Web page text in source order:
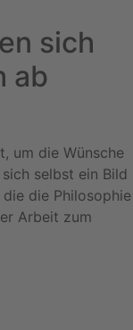
sich
ab
um die Wünsche
selbst ein Bild
die Philosophie
Arbeit zum